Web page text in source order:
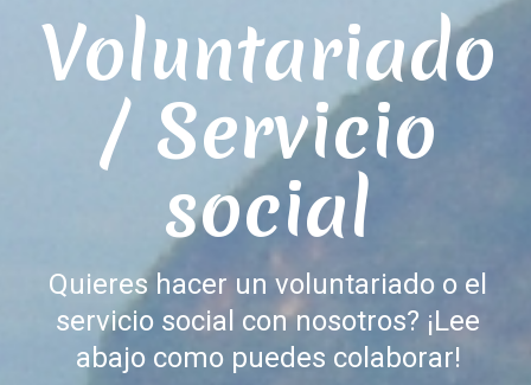
Voluntariado
/ Servicio
social
Quieres hacer un voluntariado o el
servicio social con nosotros? ¡Lee
abajo como puedes colaborar!